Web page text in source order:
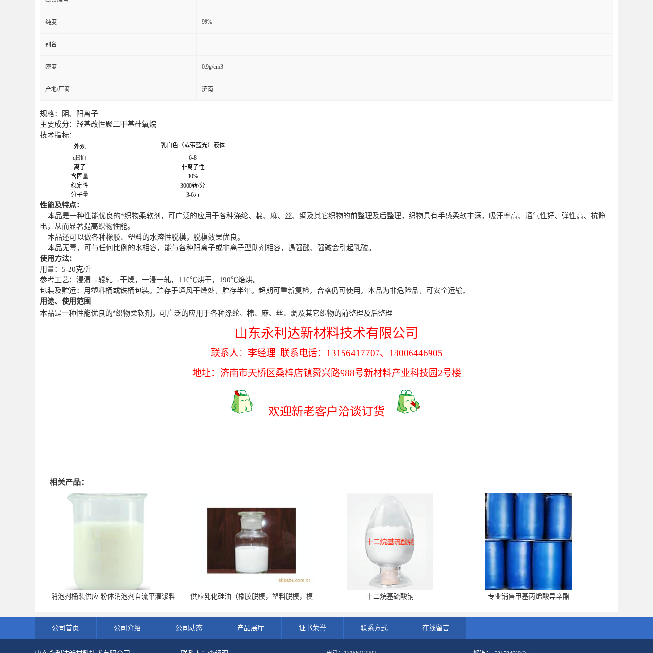
纯度 99%
别名
密度 0.9g/cm3
产地/厂商 济南
规格：阴、阳离子
主要成分：羟基改性聚二甲基硅氧烷
技术指标：
外观
乳白色（或带蓝光）液体
qH值
6-8
离子
非离子性
含固量
30%
稳定性
3000转/分
分子量
3-6万
性能及特点：
本品是一种性能优良的*织物柔软剂，可广泛的应用于各种涤纶、棉、麻、丝、绸及其它织物的前整理及后整理，织物具有手感柔软丰满，吸汗率高、通气性好、弹性高、抗静
电，从而显著提高织物性能。
本品还可以做各种橡胶、塑料的水溶性脱模，脱模效果优良。
本品无毒，可与任何比例的水相容，能与各种阳离子或非离子型助剂相容，遇强酸、强碱会引起乳破。
使用方法：
用量：5-20克/升
参考工艺：浸渍→辊轧→干燥，一浸一轧，110℃烘干，190℃焙烘。
包装及贮运：用塑料桶或铁桶包装。贮存于通风干燥处，贮存半年。超期可重新复检，合格仍可使用。本品为非危险品，可安全运输。
用途、使用范围
本品是一种性能优良的*织物柔软剂，可广泛的应用于各种涤纶、棉、麻、丝、绸及其它织物的前整理及后整理
山东永利达新材料技术有限公司
联系人：李经理 联系电话： 13156417707、18006446905
地址：济南市天桥区桑梓店镇舜兴路988号新材料产业科技园2号楼
欢迎新老客户洽谈订货
相关产品：
消泡剂桶装供应 粉体消泡剂自流平灌浆料
供应乳化硅油（橡胶脱模，塑料脱模，模
十二烷基硫酸钠 专业销售甲基丙烯酸异辛酯
公司首页 公司介绍 公司动态 产品展厅 证书荣誉 联系方式 在线留言